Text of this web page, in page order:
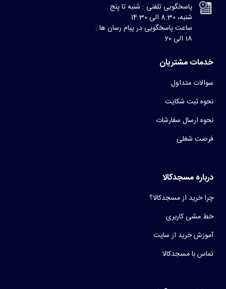
پاسخگویی تلفنی : شنبه تا پنج
شنبه، 8:30 الی 14:30
ساعت پاسخگویی در پیام رسان ها :
18 الی 20
خدمات مشتریان
سوالات متداول
نحوه ثبت شکایت
نحوه ارسال سفارشات
فرصت شغلی
درباره مسجدکالا
چرا خرید از مسجدکالا؟
خط مشی کاربری
آموزش خرید از سایت
تماس با مسجدکالا